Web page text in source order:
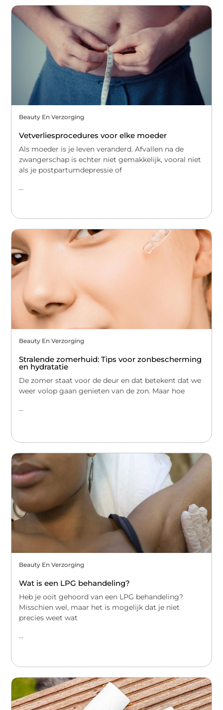
Beauty En Verzorging
Vetverliesprocedures voor elke moeder
Als moeder is je leven veranderd. Afvallen na de
zwangerschap is echter niet gemakkelijk, vooral niet
als je postpartumdepressie of
...
Beauty En Verzorging
Stralende zomerhuid: Tips voor zonbescherming
en hydratatie
De zomer staat voor de deur en dat betekent dat we
weer volop gaan genieten van de zon. Maar hoe
...
Beauty En Verzorging
Wat is een LPG behandeling?
Heb je ooit gehoord van een LPG behandeling?
Misschien wel, maar het is mogelijk dat je niet
precies weet wat
...